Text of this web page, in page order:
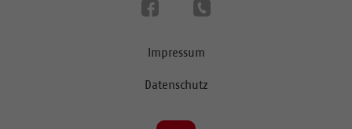
Impressum
Datenschutz